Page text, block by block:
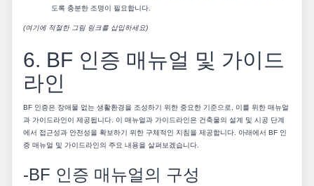
도록 충분한 조명이 필요합니다.
(여기에 적절한 그림 링크를 삽입하세요)
6. BF 인증 매뉴얼 및 가이드
라인
BF 인증은 장애물 없는 생활환경을 조성하기 위한 중요한 기준으로, 이를 위한 매뉴얼
과 가이드라인이 제공됩니다. 이 매뉴얼과 가이드라인은 건축물의 설계 및 시공 단계
에서 접근성과 안전성을 확보하기 위한 구체적인 지침을 제공합니다. 아래에서 BF 인
증 매뉴얼 및 가이드라인의 주요 내용을 살펴보겠습니다.
-BF 인증 매뉴얼의 구성